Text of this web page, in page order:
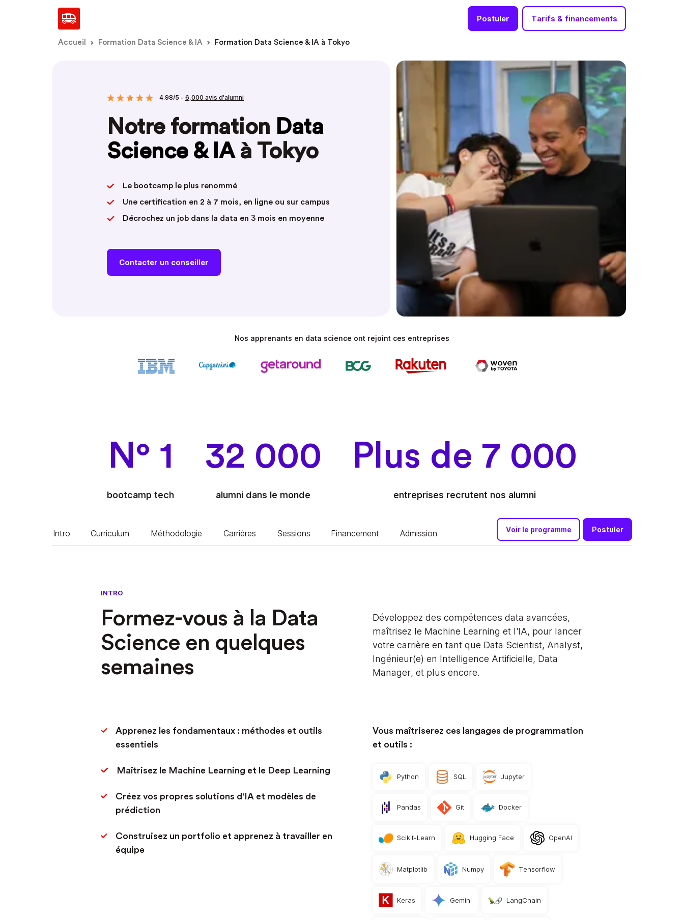
Postuler Tarifs & financements
Accueil Formation Data Science & IA Formation Data Science & IA à Tokyo
4.98/5 - 6,000 avis d'alumni
Notre formation Data
Science & IAà Tokyo
Le bootcamp le plus renommé
Une certification en 2 à 7 mois, en ligne ou sur campus
Décrochez un job dans la data en 3 mois en moyenne
Contacter un conseiller
Nos apprenants en data science ont rejoint ces entreprises
N° 1
bootcamp tech
32 000
alumni dans le monde
Plus de 7 000
entreprises recrutent nos alumni
Intro Curriculum Méthodologie Carrières Sessions Financement Admission Voir le programme Postuler
INTRO
Formez-vous à la Data
Science en quelques
semaines
Développez des compétences data avancées,
maîtrisez le Machine Learning et l'IA, pour lancer
votre carrière en tant que Data Scientist, Analyst,
Ingénieur(e) en Intelligence Artificielle, Data
Manager, et plus encore.
Apprenez les fondamentaux : méthodes et outils
essentiels
Maîtrisez le Machine Learning et le Deep Learning
Créez vos propres solutions d'IA et modèles de
prédiction
Construisez un portfolio et apprenez à travailler en
équipe
Vous maîtriserez ces langages de programmation
et outils :
Python SQL Jupyter
Pandas Git Docker
Scikit-Learn Hugging Face OpenAI
Matplotlib Numpy Tensorflow
Keras Gemini LangChain